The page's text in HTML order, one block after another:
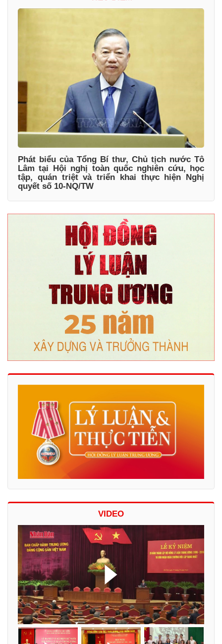
Phát biểu của Tổng Bí thư, Chủ tịch nước Tô
Lâm tại Hội nghị toàn quốc nghiên cứu, học
tập, quán triệt và triển khai thực hiện Nghị
quyết số 10-NQ/TW
VIDEO